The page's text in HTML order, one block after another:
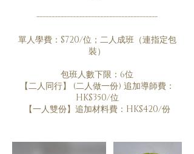
----------------------------------------
單人學費：$720/位；二人成班（連指定包
裝）
包班人數下限：6位
【二人同行】 (二人做一份) 追加導師費：
HK$350/位
【一人雙份】追加材料費：HK$420/份